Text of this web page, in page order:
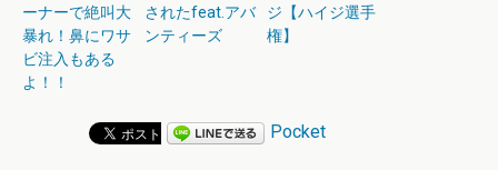
ーナーで絶叫大
暴れ！鼻にワサ
ビ注入もある
よ！！
されたfeat.アバ
ンティーズ
ジ【ハイジ選手
権】
Pocket